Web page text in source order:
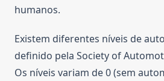
humanos.
Existem diferentes níveis de
definido pela Society of
Os níveis variam de 0 (sem